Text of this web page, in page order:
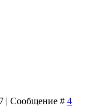
| Сообщение # 4